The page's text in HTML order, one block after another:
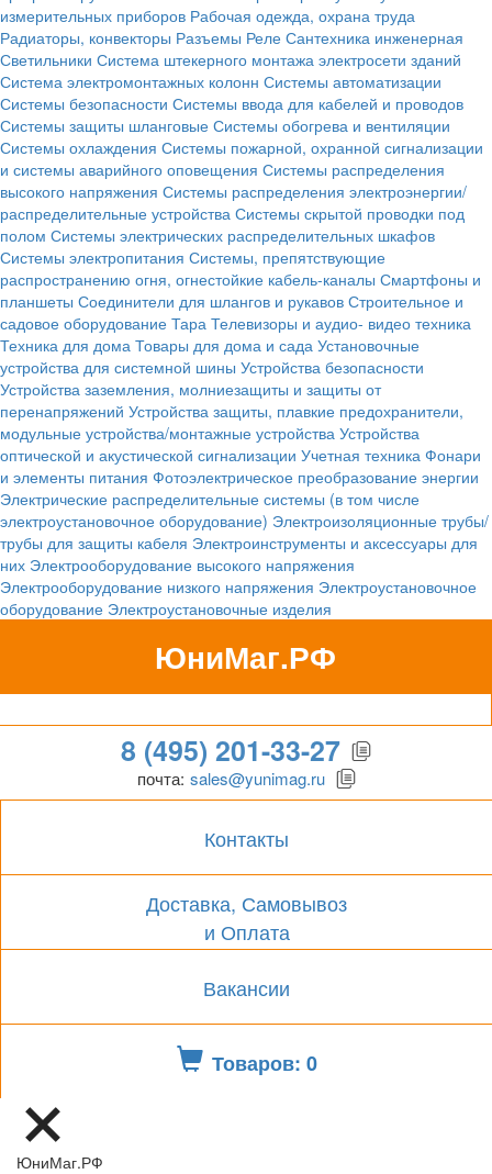
измерительных приборов Рабочая одежда, охрана труда
Радиаторы, конвекторы Разъемы Реле Сантехника инженерная
Светильники Система штекерного монтажа электросети зданий
Система электромонтажных колонн Системы автоматизации
Системы безопасности Системы ввода для кабелей и проводов
Системы защиты шланговые Системы обогрева и вентиляции
Системы охлаждения Системы пожарной, охранной сигнализации
и системы аварийного оповещения Системы распределения
высокого напряжения Системы распределения электроэнергии/
распределительные устройства Системы скрытой проводки под
полом Системы электрических распределительных шкафов
Системы электропитания Системы, препятствующие
распространению огня, огнестойкие кабель-каналы Смартфоны и
планшеты Соединители для шлангов и рукавов Строительное и
садовое оборудование Тара Телевизоры и аудио- видео техника
Техника для дома Товары для дома и сада Установочные
устройства для системной шины Устройства безопасности
Устройства заземления, молниезащиты и защиты от
перенапряжений Устройства защиты, плавкие предохранители,
модульные устройства/монтажные устройства Устройства
оптической и акустической сигнализации Учетная техника Фонари
и элементы питания Фотоэлектрическое преобразование энергии
Электрические распределительные системы (в том числе
электроустановочное оборудование) Электроизоляционные трубы/
трубы для защиты кабеля Электроинструменты и аксессуары для
них Электрооборудование высокого напряжения
Электрооборудование низкого напряжения Электроустановочное
оборудование Электроустановочные изделия
ЮниМаг.РФ
Гипермаркет для бизнеса
8 (495) 201-33-27
почта: sales@yunimag.ru
Контакты
Доставка, Самовывоз
и Оплата
Вакансии
Товаров: 0
ЮниМаг.РФ